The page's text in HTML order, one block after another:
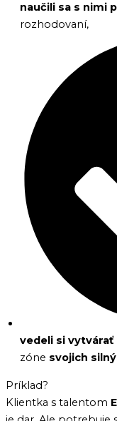
naučili sa s nimi
rozhodovaní,
vedeli si
zóne svojich
Príklad?
Klientka s talentom